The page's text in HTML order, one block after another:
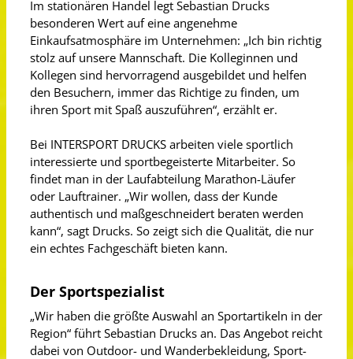
Im stationären Handel legt Sebastian Drucks
besonderen Wert auf eine angenehme
Einkaufsatmosphäre im Unternehmen: „Ich bin richtig
stolz auf unsere Mannschaft. Die Kolleginnen und
Kollegen sind hervorragend ausgebildet und helfen
den Besuchern, immer das Richtige zu finden, um
ihren Sport mit Spaß auszuführen“, erzählt er.
Bei INTERSPORT DRUCKS arbeiten viele sportlich
interessierte und sportbegeisterte Mitarbeiter. So
findet man in der Laufabteilung Marathon-Läufer
oder Lauftrainer. „Wir wollen, dass der Kunde
authentisch und maßgeschneidert beraten werden
kann“, sagt Drucks. So zeigt sich die Qualität, die nur
ein echtes Fachgeschäft bieten kann.
Der Sportspezialist
„Wir haben die größte Auswahl an Sportartikeln in der
Region“ führt Sebastian Drucks an. Das Angebot reicht
dabei von Outdoor- und Wanderbekleidung, Sport-